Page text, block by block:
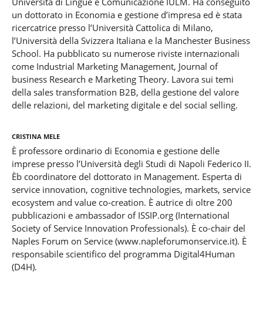
un dottorato in Economia e gestione d’impresa ed è stata
ricercatrice presso l’Università Cattolica di Milano,
l’Università della Svizzera Italiana e la Manchester Business
School. Ha pubblicato su numerose riviste internazionali
come Industrial Marketing Management, Journal of
business Research e Marketing Theory. Lavora sui temi
della sales transformation B2B, della gestione del valore
delle relazioni, del marketing digitale e del social selling.
Cristina Mele
È professore ordinario di Economia e gestione delle
imprese presso l’Università degli Studi di Napoli Federico II.
Èb coordinatore del dottorato in Management. Esperta di
service innovation, cognitive technologies, markets, service
ecosystem and value co-creation. È autrice di oltre 200
pubblicazioni e ambassador of ISSIP.org (International
Society of Service Innovation Professionals). È co-chair del
Naples Forum on Service (www.napleforumonservice.it). È
responsabile scientifico del programma Digital4Human
(D4H).